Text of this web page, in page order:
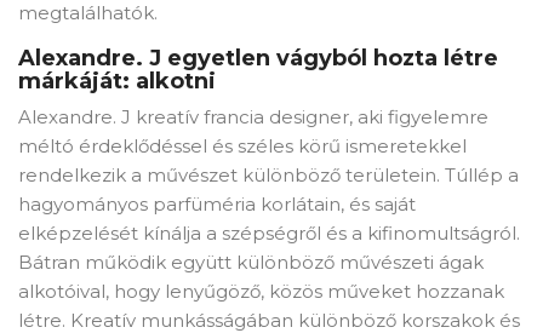
megtalálhatók.
Alexandre. J egyetlen vágyból hozta létre
márkáját: alkotni
Alexandre. J kreatív francia designer, aki figyelemre
méltó érdeklődéssel és széles körű ismeretekkel
rendelkezik a művészet különböző területein. Túllép a
hagyományos parfüméria korlátain, és saját
elképzelését kínálja a szépségről és a kifinomultságról.
Bátran működik együtt különböző művészeti ágak
alkotóival, hogy lenyűgöző, közös műveket hozzanak
létre. Kreatív munkásságában különböző korszakok és